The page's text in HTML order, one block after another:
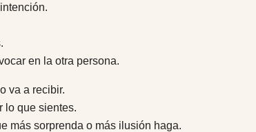
en la otra persona.
va a recibir.
lo que sientes.
más sorprenda o más ilusión haga.